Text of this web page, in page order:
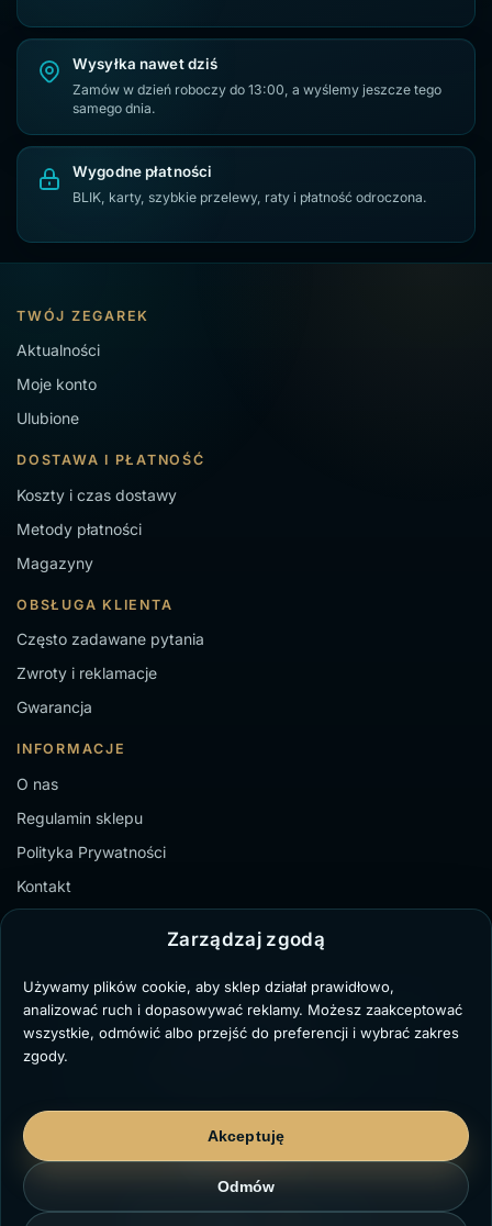
Zarządzaj zgodą
Używamy plików cookie, aby sklep działał prawidłowo,
analizować ruch i dopasowywać reklamy. Możesz zaakceptować
wszystkie, odmówić albo przejść do preferencji i wybrać zakres
zgody.
Akceptuję
Odmów
Zegarki damskie na czarnej bransolecie
Wysyłka nawet dziś
Zamów w dzień roboczy do 13:00, a wyślemy jeszcze tego
samego dnia.
Wygodne płatności
BLIK, karty, szybkie przelewy, raty i płatność odroczona.
TWÓJ ZEGAREK
Aktualności
Moje konto
Ulubione
DOSTAWA I PŁATNOŚĆ
Koszty i czas dostawy
Metody płatności
Magazyny
OBSŁUGA KLIENTA
Często zadawane pytania
Zwroty i reklamacje
Gwarancja
INFORMACJE
O nas
Regulamin sklepu
Polityka Prywatności
Kontakt
TZ Paweł Bochenek
NIP: 6431711329
Marii Dąbrowskiej 8/3,